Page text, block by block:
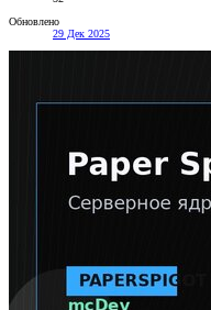
Обновлено
29 Дек 2025